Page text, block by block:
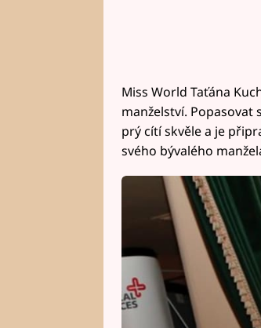
Miss World Taťána
manželství. Popasovat
prý cítí skvěle a je
svého bývalého